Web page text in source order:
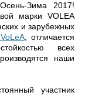
Зима 2017!
марки VOLEA
и зарубежных
, отличается
всех
наши
участник